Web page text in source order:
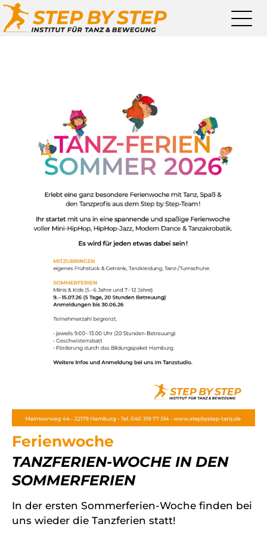
Ferienwoche
TANZFERIEN-WOCHE IN DEN
SOMMERFERIEN
In der ersten Sommerferien-Woche finden bei
uns wieder die Tanzferien statt!